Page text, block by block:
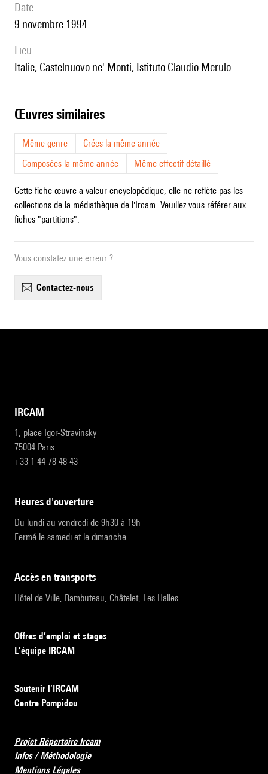
date
9 novembre 1994
lieu
Italie, Castelnuovo ne' Monti, Istituto Claudio Merulo.
œuvres similaires
Même genre
Crées la même année
Composées la même année
Même effectif détaillé
Cette fiche œuvre a valeur encyclopédique, elle ne reflète pas les
collections de la médiathèque de l'Ircam. Veuillez vous référer aux
fiches "partitions".
Vous constatez une erreur ?
contactez-nous
IRCAM
1, place Igor-Stravinsky
75004 Paris
+33 1 44 78 48 43
heures d'ouverture
Du lundi au vendredi de 9h30 à 19h
Fermé le samedi et le dimanche
accès en transports
Hôtel de Ville, Rambuteau, Châtelet, Les Halles
Offres d’emploi et stages
L’équipe IRCAM
Soutenir l’IRCAM
Centre Pompidou
Projet Répertoire Ircam
Infos / Méthodologie
Mentions Légales